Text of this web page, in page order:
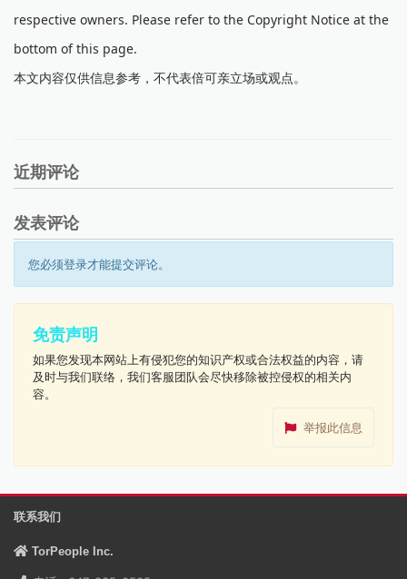
respective owners. Please refer to the Copyright Notice at the
bottom of this page.
本文内容仅供信息参考，不代表倍可亲立场或观点。
近期评论
发表评论
您必须登录才能提交评论。
免责声明
如果您发现本网站上有侵犯您的知识产权或合法权益的内容，请
及时与我们联络，我们客服团队会尽快移除被控侵权的相关内
容。
举报此信息
联系我们
TorPeople Inc.